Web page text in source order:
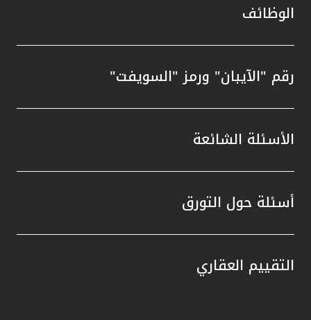
الوظائف
رقم "الآيبان" ورمز "السويفت"
الأسئلة الشائعة
أسئلة حول التورق
التقييم العقاري